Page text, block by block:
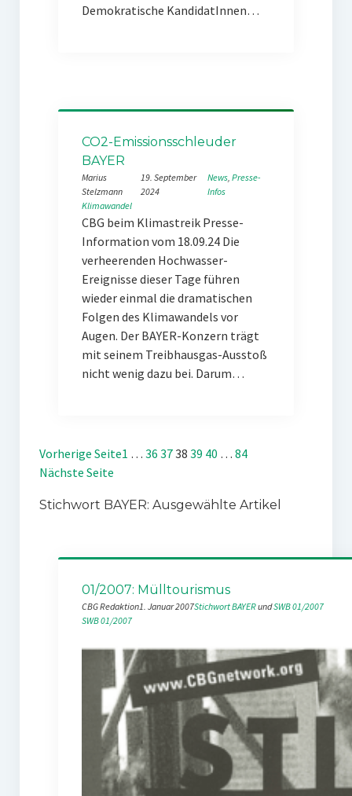
Demokratische KandidatInnen…
CO2-Emissionsschleuder
BAYER
Marius
Stelzmann
19. September
2024
News, Presse-
Infos
Klimawandel
CBG beim Klimastreik Presse-
Information vom 18.09.24 Die
verheerenden Hochwasser-
Ereignisse dieser Tage führen
wieder einmal die dramatischen
Folgen des Klimawandels vor
Augen. Der BAYER-Konzern trägt
mit seinem Treibhausgas-Ausstoß
nicht wenig dazu bei. Darum…
Vorherige Seite1 … 36 3738 39 40 … 84
Nächste Seite
Stichwort BAYER: Ausgewählte Artikel
01/2007: Mülltourismus
CBG Redaktion1. Januar 2007Stichwort BAYER und SWB 01/2007
SWB 01/2007